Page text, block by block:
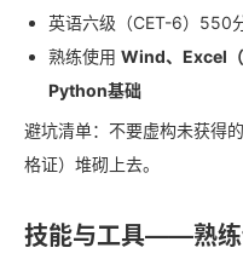
英语六级（CET-6）550
熟练使用 Wind、Excel（
Python基础
避坑清单：不要虚构未获得
格证）堆砌上去。
技能与工具——熟练